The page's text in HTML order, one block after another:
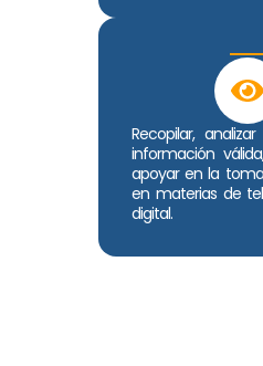
Recopilar,
información
apoyar en la
en materias de
digital.